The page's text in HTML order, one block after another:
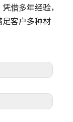
借多年经验，
客户多种材